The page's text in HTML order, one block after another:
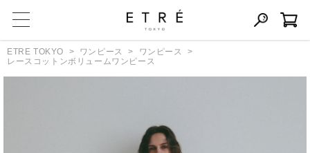
ETRE TOKYO ワンピース
ワンピース
レースコットンボリュームワンピース